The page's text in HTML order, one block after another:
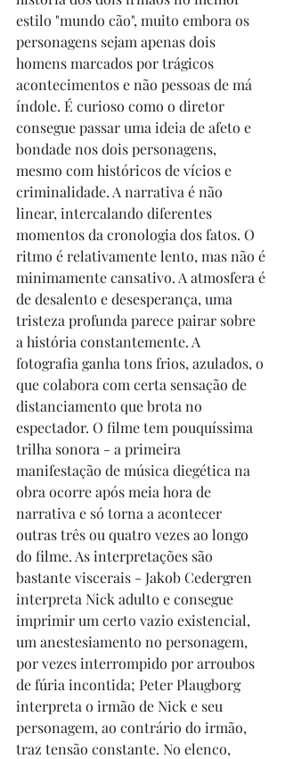
estilo "mundo cão", muito embora os
personagens sejam apenas dois
homens marcados por trágicos
acontecimentos e não pessoas de má
índole. É curioso como o diretor
consegue passar uma ideia de afeto e
bondade nos dois personagens,
mesmo com históricos de vícios e
criminalidade. A narrativa é não
linear, intercalando diferentes
momentos da cronologia dos fatos. O
ritmo é relativamente lento, mas não é
minimamente cansativo. A atmosfera é
de desalento e desesperança, uma
tristeza profunda parece pairar sobre
a história constantemente. A
fotografia ganha tons frios, azulados, o
que colabora com certa sensação de
distanciamento que brota no
espectador. O filme tem pouquíssima
trilha sonora - a primeira
manifestação de música diegética na
obra ocorre após meia hora de
narrativa e só torna a acontecer
outras três ou quatro vezes ao longo
do filme. As interpretações são
bastante viscerais - Jakob Cedergren
interpreta Nick adulto e consegue
imprimir um certo vazio existencial,
um anestesiamento no personagem,
por vezes interrompido por arroubos
de fúria incontida; Peter Plaugborg
interpreta o irmão de Nick e seu
personagem, ao contrário do irmão,
traz tensão constante. No elenco,